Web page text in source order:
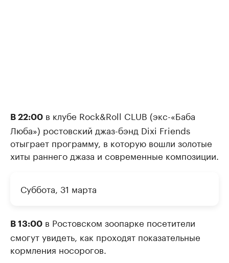
В 22:00 в клубе Rock&Roll CLUB (экс-«Баба
Люба») ростовский джаз-бэнд Dixi Friends
отыграет программу, в которую вошли золотые
хиты раннего джаза и современные композиции.
Суббота, 31 марта
В 13:00 в Ростовском зоопарке посетители
смогут увидеть, как проходят показательные
кормления носорогов.